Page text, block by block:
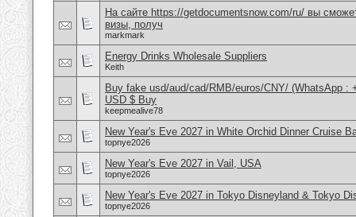
На сайте https://getdocumentsnow.com/ru/ вы
визы, получ
markmark
Energy Drinks Wholesale Suppliers
Keith
Buy fake usd/aud/cad/RMB/euros/CNY/ (WhatsApp :
USD $ Buy
keepmealive78
New Year's Eve 2027 in White Orchid Dinner Cruise
topnye2026
New Year's Eve 2027 in Vail, USA
topnye2026
New Year's Eve 2027 in Tokyo Disneyland & Tokyo
topnye2026